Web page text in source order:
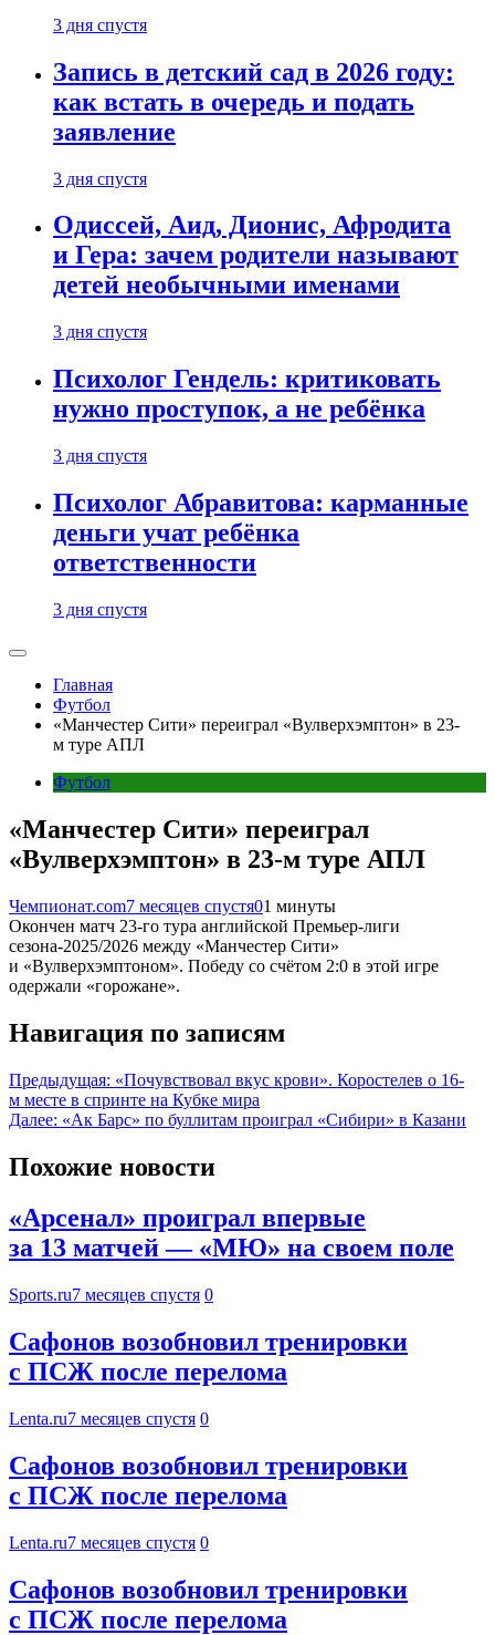
3 дня спустя
Запись в детский сад в 2026 году:
как встать в очередь и подать
заявление
3 дня спустя
Одиссей, Аид, Дионис, Афродита
и Гера: зачем родители называют
детей необычными именами
3 дня спустя
Психолог Гендель: критиковать
нужно проступок, а не ребёнка
3 дня спустя
Психолог Абравитова: карманные
деньги учат ребёнка
ответственности
3 дня спустя
Главная
Футбол
«Манчестер Сити» переиграл «Вулверхэмптон» в 23-
м туре АПЛ
Футбол
«Манчестер Сити» переиграл
«Вулверхэмптон» в 23-м туре АПЛ
Чемпионат.com7 месяцев спустя01 минуты
Окончен матч 23-го тура английской Премьер-лиги
сезона-2025/2026 между «Манчестер Сити»
и «Вулверхэмптоном». Победу со счётом 2:0 в этой игре
одержали «горожане».
Навигация по записям
Предыдущая: «Почувствовал вкус крови». Коростелев о 16-
м месте в спринте на Кубке мира
Далее: «Ак Барс» по буллитам проиграл «Сибири» в Казани
Похожие новости
«Арсенал» проиграл впервые
за 13 матчей — «МЮ» на своем поле
Sports.ru7 месяцев спустя 0
Сафонов возобновил тренировки
с ПСЖ после перелома
Lenta.ru7 месяцев спустя 0
Сафонов возобновил тренировки
с ПСЖ после перелома
Lenta.ru7 месяцев спустя 0
Сафонов возобновил тренировки
с ПСЖ после перелома